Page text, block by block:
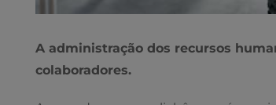
A administração dos recursos
colaboradores.